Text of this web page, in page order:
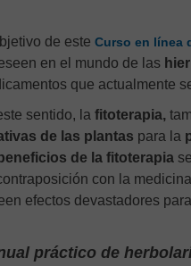
de este Curso en línea
en el mundo de las
que actualmente
sentido, la fitoterapia,
de las plantas para la
beneficios de la fitoterapia
con la
efectos devastadores
práctico de